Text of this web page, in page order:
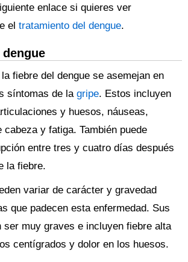
enlace si quieres ver
el tratamiento del dengue.
fiebre del dengue se asemejan en
síntomas de la gripe. Estos incluyen
y huesos, náuseas,
y fatiga. También puede
entre tres y cuatro días después
la fiebre.
variar de carácter y gravedad
que padecen esta enfermedad. Sus
ser muy graves e incluyen fiebre alta
centígrados y dolor en los huesos.